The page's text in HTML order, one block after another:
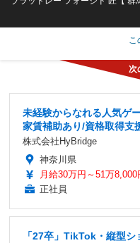
未経験からなれる人気ゲ
家賃補助あり/資格取得支
株式会社HyBridge
神奈川県
月給30万円～51万8,000
正社員
「27卒」TikTok・縦型